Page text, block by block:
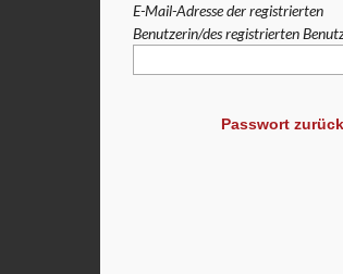
E-Mail-Adresse der registrierten
Benutzerin/des registrierten
Passwort